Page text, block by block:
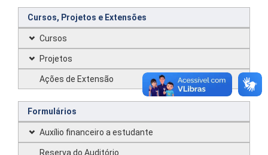
Cursos, Projetos e Extensões
Cursos
Projetos
Ações de Extensão
Formulários
Auxílio financeiro a estudante
Reserva do Auditório